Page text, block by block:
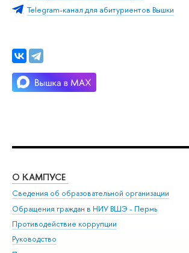
Telegram-канал для абитуриентов Вышки
О КАМПУСЕ
Сведения об образовательной организации
Обращения граждан в НИУ ВШЭ - Пермь
Противодействие коррупции
Руководство